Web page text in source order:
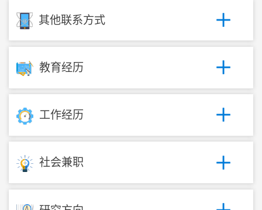
其他联系方式
教育经历
工作经历
社会兼职